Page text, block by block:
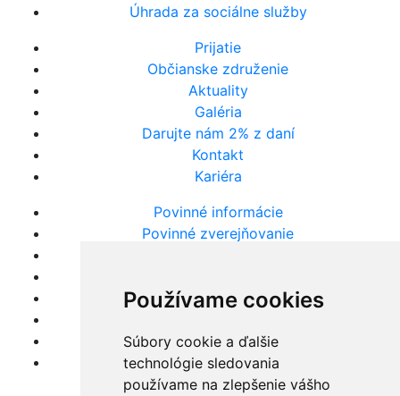
Používame cookies
Súbory cookie a ďalšie
technológie sledovania
používame na zlepšenie vášho
Úhrada za sociálne služby
Prijatie
Občianske združenie
Aktuality
Galéria
Darujte nám 2% z daní
Kontakt
Kariéra
Povinné informácie
Povinné zverejňovanie
Evidencia žiadostí
Ochrana osobných údajov
Súbory cookies